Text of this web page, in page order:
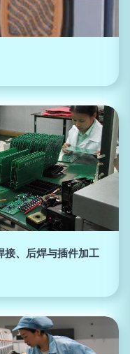
接、后焊与插件加工